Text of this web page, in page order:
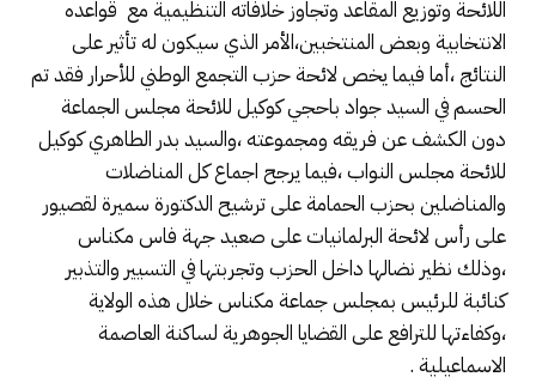
اللائحة وتوزيع المقاعد وتجاوز خلافاته التنظيمية مع قواعده
الانتخابية وبعض المنتخبين،الأمر الذي سيكون له تأثير على
النتائج ،أما فيما يخص لائحة حزب التجمع الوطني للأحرار فقد تم
الحسم في السيد جواد باحجي كوكيل للائحة مجلس الجماعة
دون الكشف عن فريقه ومجموعته ،والسيد بدر الطاهري كوكيل
للائحة مجلس النواب ،فيما يرجح اجماع كل المناضلات
والمناضلين بحزب الحمامة على ترشيح الدكتورة سميرة لقصيور
على رأس لائحة البرلمانيات على صعيد جهة فاس مكناس
،وذلك نظير نضالها داخل الحزب وتجربتها في التسيير والتذبير
كنائبة للرئيس بمجلس جماعة مكناس خلال هذه الولاية
،وكفاءتها للترافع على القضايا الجوهرية لساكنة العاصمة
الاسماعيلية .